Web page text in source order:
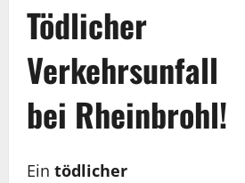
Tödlicher
Verkehrsunfall
bei Rheinbrohl!
Ein tödlicher